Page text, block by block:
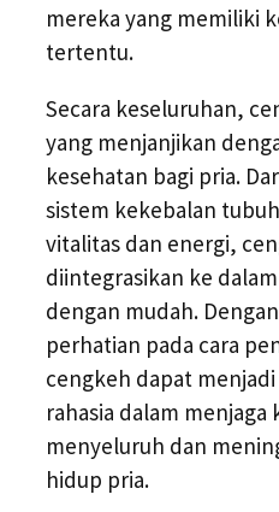
mereka yang memiliki
tertentu.
Secara keseluruhan,
yang menjanjikan
kesehatan bagi pria.
sistem kekebalan
vitalitas dan energi,
diintegrasikan ke
dengan mudah.
perhatian pada cara
cengkeh dapat menjadi
rahasia dalam menjaga
menyeluruh dan
hidup pria.